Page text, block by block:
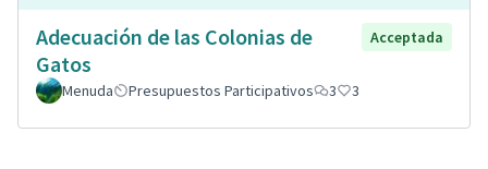
Adecuación de las Colonias de
Gatos
Acceptada
Menuda Presupuestos Participativos 3 3